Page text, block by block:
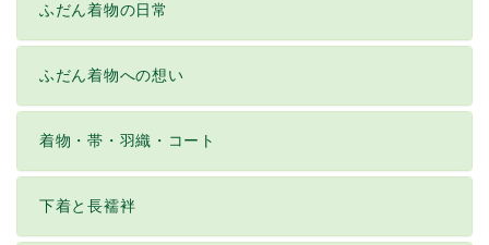
ふだん着物の日常
ふだん着物への想い
着物・帯・羽織・コート
下着と長襦袢